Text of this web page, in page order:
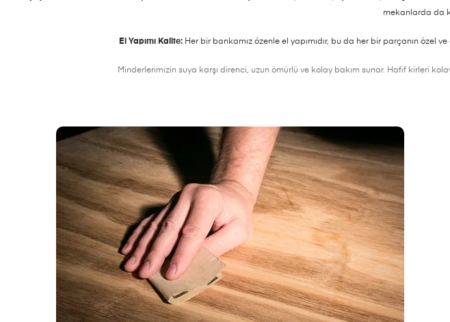
mekanlarda da
El Yapımı Kalite: Her bir bankamız özenle el yapımıdır, bu da her bir parçanın özel
Minderlerimizin suya karşı direnci, uzun ömürlü ve kolay bakım sunar. Hafif kirleri